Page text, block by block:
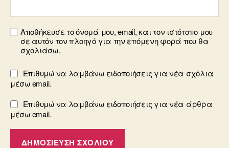
Αποθήκευσε το όνομά μου, email, και τον ιστότοπο μου
σε αυτόν τον πλοηγό για την επόμενη φορά που θα
σχολιάσω.
Επιθυμώ να λαμβάνω ειδοποιήσεις για νέα σχόλια
μέσω email.
Επιθυμώ να λαμβάνω ειδοποιήσεις για νέα άρθρα
μέσω email.